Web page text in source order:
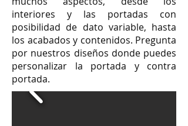
interiores y las portadas con
posibilidad de dato variable, hasta
los acabados y contenidos. Pregunta
por nuestros diseños donde puedes
personalizar la portada y contra
portada.